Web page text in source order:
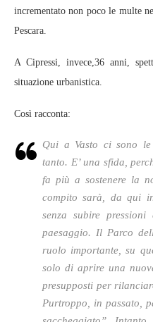
incrementato non poco le multe
Pescara.
A Cipressi, invece,36 anni,
situazione urbanistica.
Così racconta:
Qui a Vasto ci sono
tanto. E’ una sfida,
fa più a sostenere la
compito sarà, da qui
senza subire
paesaggio. Il Parco
ruolo importante, su
solo di aprire una
presupposti per
Purtroppo, in passato,